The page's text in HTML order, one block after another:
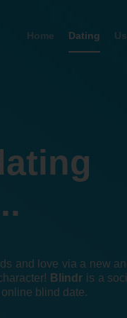
Home Dating
and love via a new
Blindris a
blind date.